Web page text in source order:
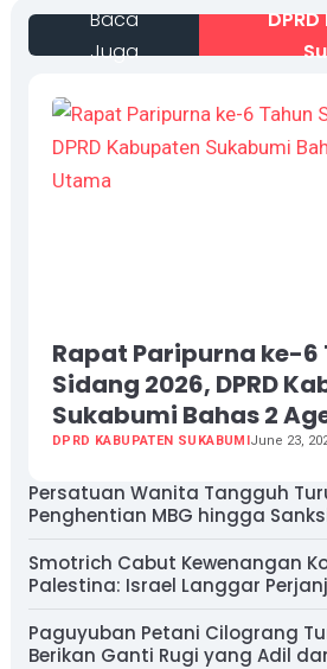
Baca
Juga
Rapat Paripurna ke-6
Sidang 2026, DPRD
Sukabumi Bahas 2
DPRD KABUPATEN SUKABUMIJune 23,
Persatuan Wanita Tangguh
Penghentian MBG hingga
Smotrich Cabut Kewenangan
Palestina: Israel Langgar
Paguyuban Petani Cilograng
Berikan Ganti Rugi yang Adil